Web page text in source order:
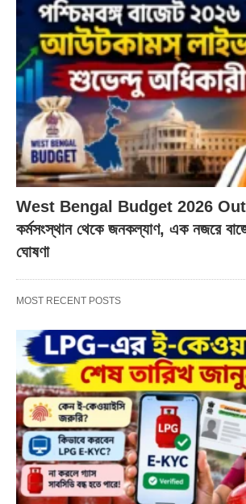
West Bengal Budget 2026
কর্মসংস্থান থেকে জনকল্যাণ, এক নজরে
ঘোষণা
MOST RECENT POSTS